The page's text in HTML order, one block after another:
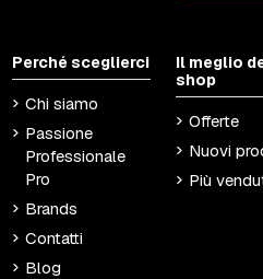
Perché sceglierci
Chi siamo
Passione
Professionale
Pro
Brands
Contatti
Blog
Il meglio
shop
Offerte
Nuovi
Più